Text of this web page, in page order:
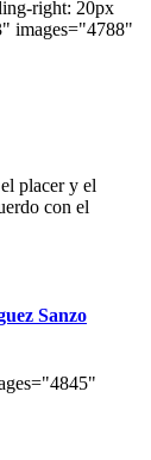
right: 20px
images="4788"
placer y el
con el
Sanzo